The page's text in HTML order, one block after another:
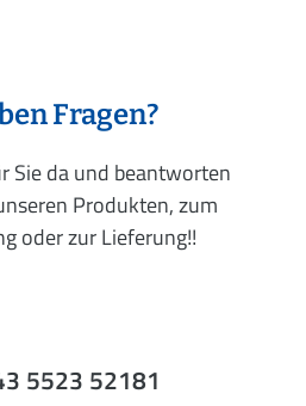
Fragen?
Sie da und beantworten
Produkten, zum
oder zur Lieferung!!
5523 52181